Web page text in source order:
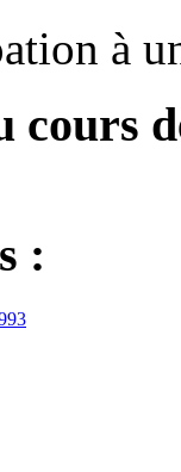
à
: